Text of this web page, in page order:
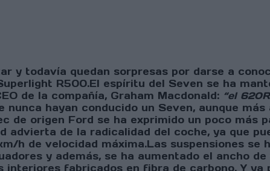
y todavía quedan sorpresas por darse a
R500.El espíritu del Seven se ha
de la compañía, Graham Macdonald: “el
hayan conducido un Seven, aunque
origen Ford se ha exprimido un poco más
de la radicalidad del coche, ya que
h de velocidad máxima.Las suspensiones se
y además, se ha aumentado el ancho de
fabricados en fibra de carbono. Y ya